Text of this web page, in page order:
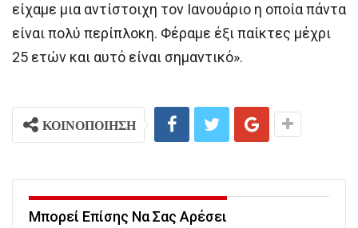
είχαμε μια αντίστοιχη τον Ιανουάριο η οποία πάντα
είναι πολύ περίπλοκη. Φέραμε έξι παίκτες μέχρι
25 ετών και αυτό είναι σημαντικό».
ΚΟΙΝΟΠΟΙΗΣΗ
Μπορεί Επίσης Να Σας Αρέσει